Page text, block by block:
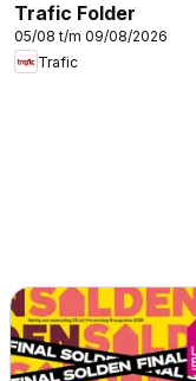
Trafic Folder
05/08 t/m 09/08/2026
Trafic